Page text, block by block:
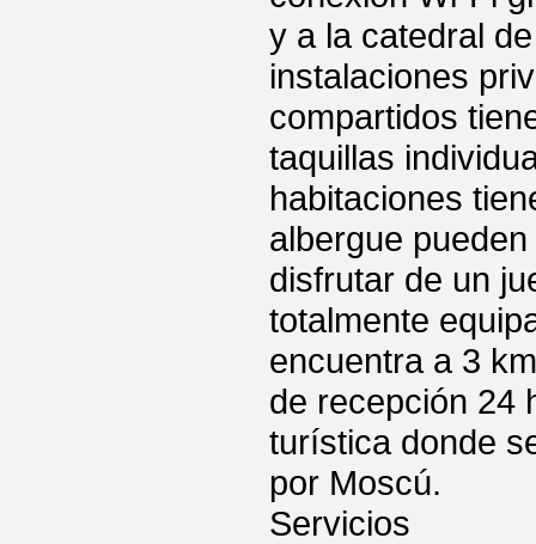
y a la catedral
instalaciones
compartidos
taquillas
habitaciones
albergue
disfrutar de un
totalmente
encuentra a 3
de recepción 24
turística donde
por Moscú.
Servicios